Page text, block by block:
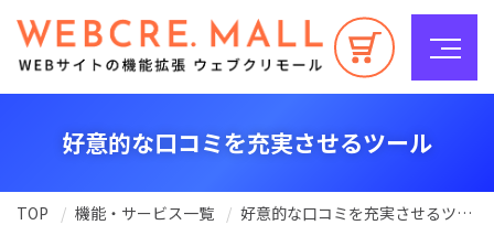
好意的な口コミを充実させるツール
TOP 機能・サービス一覧 好意的な口コミを充実させるツール